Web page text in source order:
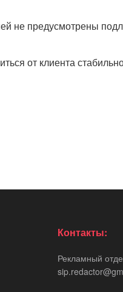
не предусмотрены
от клиента
Контакты:
Рекламный